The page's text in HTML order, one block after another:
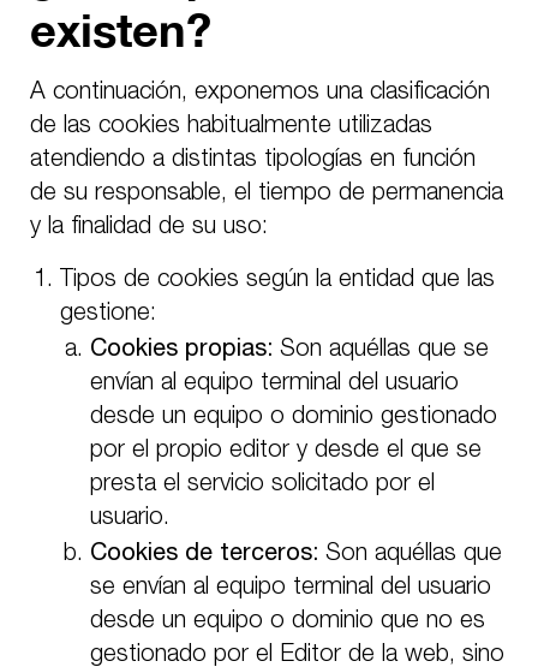
existen?
A continuación, exponemos una clasificación
de las cookies habitualmente utilizadas
atendiendo a distintas tipologías en función
de su responsable, el tiempo de permanencia
y la finalidad de su uso:
Tipos de cookies según la entidad que las
gestione:
Cookies propias: Son aquéllas que se
envían al equipo terminal del usuario
desde un equipo o dominio gestionado
por el propio editor y desde el que se
presta el servicio solicitado por el
usuario.
Cookies de terceros: Son aquéllas que
se envían al equipo terminal del usuario
desde un equipo o dominio que no es
gestionado por el Editor de la web, sino